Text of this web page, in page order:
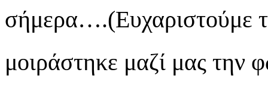
σήμερα….(Ευχαριστούμε
μοιράστηκε μαζί μας την